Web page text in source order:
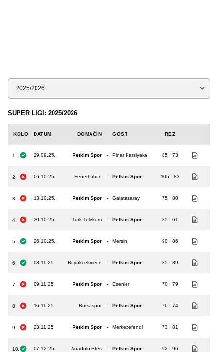
Sezona
SUPER LIGI: 2025/2026
KOLO DATUM DOMAĆIN GOST REZ
1. 29.09.25. Petkim Spor - Pinar Karsiyaka 85 : 73
2. 06.10.25. Fenerbahce - Petkim Spor 105 : 83
3. 13.10.25. Petkim Spor - Galatasaray 75 : 80
4. 20.10.25. Turk Telekom - Petkim Spor 85 : 61
5. 26.10.25. Petkim Spor - Mersin 90 : 86
6. 03.11.25. Buyukcekmece - Petkim Spor 85 : 89
7. 09.11.25. Petkim Spor - Esenler 70 : 79
8. 16.11.25. Bursaspor - Petkim Spor 76 : 74
9. 23.11.25. Petkim Spor - Merkezefendi 73 : 81
10. 07.12.25. Anadolu Efes - Petkim Spor 92 : 96